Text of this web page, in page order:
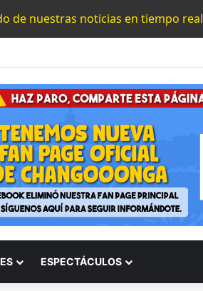
de nuestras noticias en tiempo real
Implicado En Caso Ayotzinapa
ESPECTÁCULOS